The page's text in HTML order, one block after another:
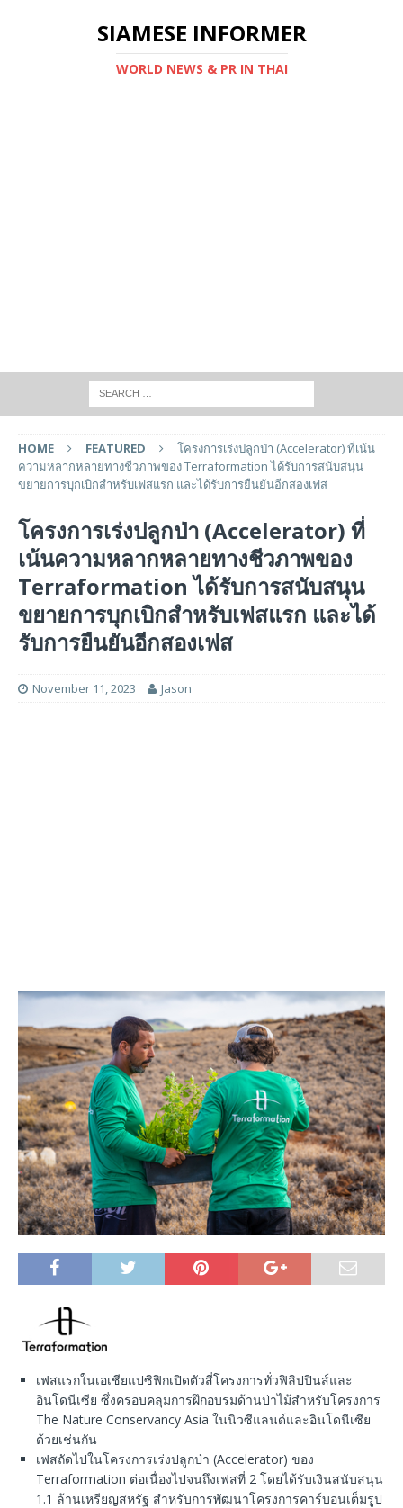
SIAMESE INFORMER
WORLD NEWS & PR IN THAI
HOME FEATURED
โครงการเร่งปลูกป่า (Accelerator) ที่เน้น
ความหลากหลายทางชีวภาพของ Terraformation ได้รับการสนับสนุน
ขยายการบุกเบิกสำหรับเฟสแรก และได้รับการยืนยันอีกสองเฟส
โครงการเร่งปลูกป่า (Accelerator) ที่
เน้นความหลากหลายทางชีวภาพของ
Terraformation ได้รับการสนับสนุน
ขยายการบุกเบิกสำหรับเฟสแรก และได้
รับการยืนยันอีกสองเฟส
November 11, 2023 Jason
เฟสแรกในเอเชียแปซิฟิกเปิดตัวสี่โครงการทั่วฟิลิปปินส์และ
อินโดนีเซีย ซึ่งครอบคลุมการฝึกอบรมด้านป่าไม้สำหรับโครงการ
The Nature Conservancy Asia ในนิวซีแลนด์และอินโดนีเซีย
ด้วยเช่นกัน
เฟสถัดไปในโครงการเร่งปลูกป่า (Accelerator) ของ
Terraformation ต่อเนื่องไปจนถึงเฟสที่ 2 โดยได้รับเงินสนับสนุน
1.1 ล้านเหรียญสหรัฐ สำหรับการพัฒนาโครงการคาร์บอนเต็มรูป